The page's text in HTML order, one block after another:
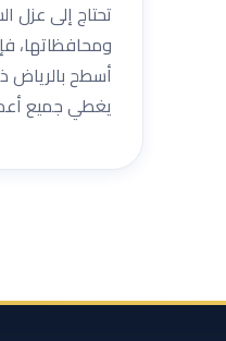
تحتاج إلى
ومحافظاتها،
أسطح بالرياض
يغطي جميع أعمال